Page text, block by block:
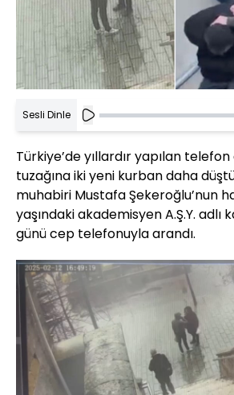
Sesli Dinle
Türkiye’de yıllardır yapılan telefon
tuzağına iki yeni kurban daha
muhabiri Mustafa Şekeroğlu’nun
yaşındaki akademisyen A.Ş.Y. adlı
günü cep telefonuyla arandı.